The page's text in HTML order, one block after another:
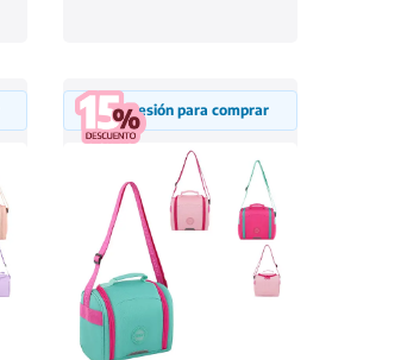
Inicia sesión para comprar